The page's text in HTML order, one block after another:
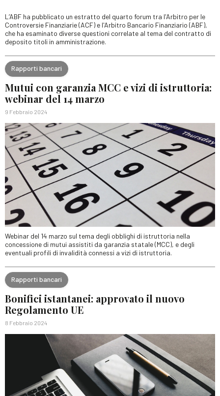
L’ABF ha pubblicato un estratto del quarto forum tra l'Arbitro per le
Controversie Finanziarie (ACF) e l'Arbitro Bancario Finanziario (ABF),
che ha esaminato diverse questioni correlate al tema del contratto di
deposito titoli in amministrazione.
Rapporti bancari
Mutui con garanzia MCC e vizi di istruttoria:
webinar del 14 marzo
9 Febbraio 2024
Webinar del 14 marzo sul tema degli obblighi di istruttoria nella
concessione di mutui assistiti da garanzia statale (MCC), e degli
eventuali profili di invalidità connessi a vizi di istruttoria.
Rapporti bancari
Bonifici istantanei: approvato il nuovo
Regolamento UE
8 Febbraio 2024